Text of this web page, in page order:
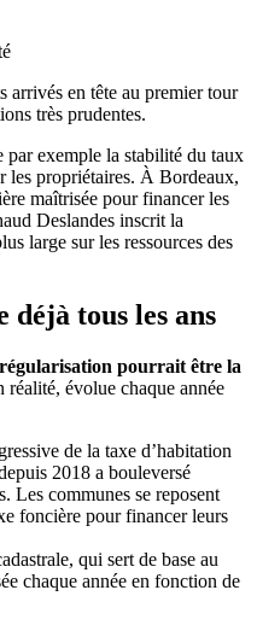
arrivés en tête au premier tour
très prudentes.
exemple la stabilité du taux
les propriétaires. À Bordeaux,
maîtrisée pour financer les
Deslandes inscrit la
large sur les ressources des
déjà tous les ans
pourrait être la
réalité, évolue chaque année
de la taxe d’habitation
2018 a bouleversé
Les communes se reposent
foncière pour financer leurs
qui sert de base au
chaque année en fonction de